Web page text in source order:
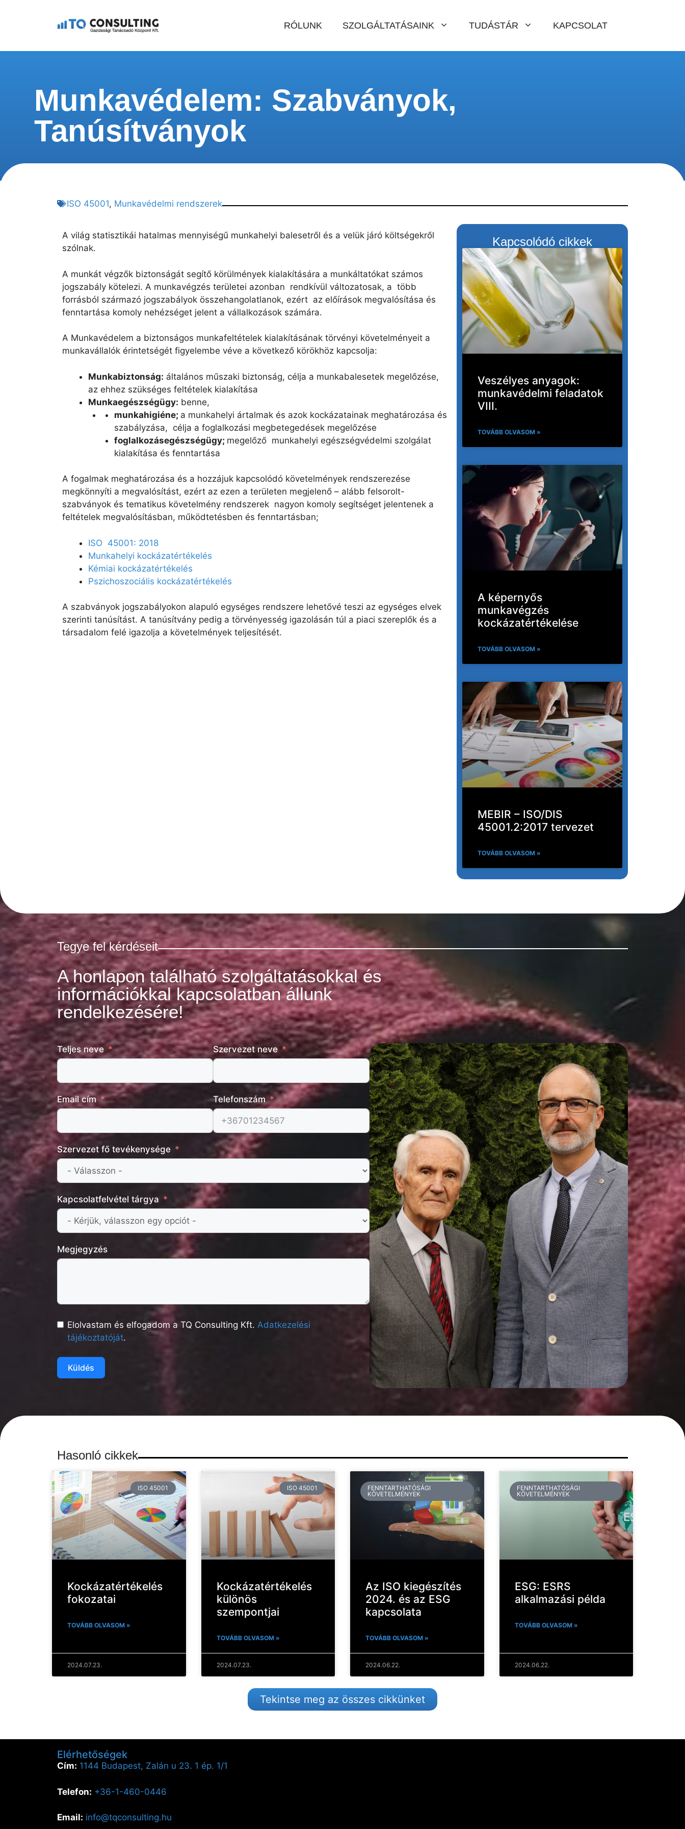
RÓLUNK SZOLGÁLTATÁSAINK TUDÁSTÁR KAPCSOLAT
Munkavédelem: Szabványok,
Tanúsítványok
ISO 45001, Munkavédelmi rendszerek
A világ statisztikái hatalmas mennyiségű munkahelyi balesetről és a velük járó költségekről
szólnak.
A munkát végzők biztonságát segítő körülmények kialakítására a munkáltatókat számos
jogszabály kötelezi. A munkavégzés területei azonban rendkívül változatosak, a több
forrásból származó jogszabályok összehangolatlanok, ezért az előírások megvalósítása és
fenntartása komoly nehézséget jelent a vállalkozások számára.
A Munkavédelem a biztonságos munkafeltételek kialakításának törvényi követelményeit a
munkavállalók érintetségét figyelembe véve a következő körökhöz kapcsolja:
Munkabiztonság: általános műszaki biztonság, célja a munkabalesetek megelőzése,
az ehhez szükséges feltételek kialakítása
Munkaegészségügy: benne,
munkahigiéne; a munkahelyi ártalmak és azok kockázatainak meghatározása és
szabályzása, célja a foglalkozási megbetegedések megelőzése
foglalkozásegészségügy; megelőző munkahelyi egészségvédelmi szolgálat
kialakítása és fenntartása
A fogalmak meghatározása és a hozzájuk kapcsolódó követelmények rendszerezése
megkönnyíti a megvalósítást, ezért az ezen a területen megjelenő – alább felsorolt-
szabványok és tematikus követelmény rendszerek nagyon komoly segítséget jelentenek a
feltételek megvalósításban, működtetésben és fenntartásban;
ISO 45001: 2018
Munkahelyi kockázatértékelés
Kémiai kockázatértékelés
Pszichoszociális kockázatértékelés
A szabványok jogszabályokon alapuló egységes rendszere lehetővé teszi az egységes elvek
szerinti tanúsítást. A tanúsítvány pedig a törvényesség igazolásán túl a piaci szereplők és a
társadalom felé igazolja a követelmények teljesítését.
Kapcsolódó cikkek
Veszélyes anyagok:
munkavédelmi feladatok
VIII.
TOVÁBB OLVASOM »
A képernyős
munkavégzés
kockázatértékelése
TOVÁBB OLVASOM »
MEBIR – ISO/DIS
45001.2:2017 tervezet
TOVÁBB OLVASOM »
Tegye fel kérdéseit
A honlapon található szolgáltatásokkal és
információkkal kapcsolatban állunk
rendelkezésére!
Teljes neve Szervezet neve
Email cím Telefonszám
Szervezet fő tevékenysége
Kapcsolatfelvétel tárgya
Megjegyzés
Elolvastam és elfogadom a TQ Consulting Kft. Adatkezelési
tájékoztatóját.
Küldés
Hasonló cikkek
ISO 45001
Kockázatértékelés
fokozatai
TOVÁBB OLVASOM »
2024.07.23.
ISO 45001
Kockázatértékelés
különös
szempontjai
TOVÁBB OLVASOM »
2024.07.23.
FENNTARTHATÓSÁGI
KÖVETELMÉNYEK
Az ISO kiegészítés
2024. és az ESG
kapcsolata
TOVÁBB OLVASOM »
2024.06.22.
FENNTARTHATÓSÁGI
KÖVETELMÉNYEK
ESG: ESRS
alkalmazási példa
TOVÁBB OLVASOM »
2024.06.22.
Tekintse meg az összes cikkünket
Elérhetőségek
Cím: 1144 Budapest, Zalán u 23. 1 ép. 1/1
Telefon: +36-1-460-0446
Email: info@tqconsulting.hu